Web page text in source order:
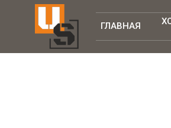
ГЛАВНАЯ